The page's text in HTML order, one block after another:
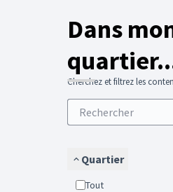
Dans
Cherchez et filtrez les
Quartier
Tout